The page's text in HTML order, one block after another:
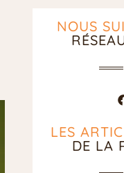
NOUS
LES
DE LA